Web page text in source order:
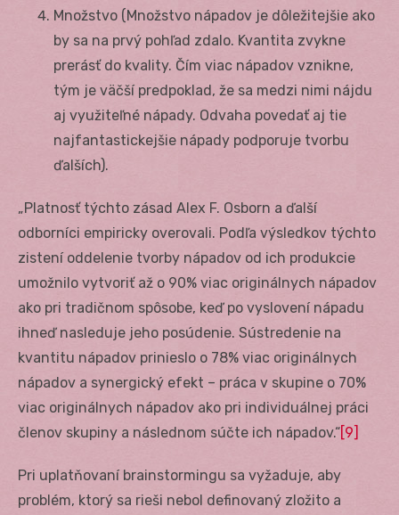
Množstvo (Množstvo nápadov je dôležitejšie ako
by sa na prvý pohľad zdalo. Kvantita zvykne
prerásť do kvality. Čím viac nápadov vznikne,
tým je väčší predpoklad, že sa medzi nimi nájdu
aj využiteľné nápady. Odvaha povedať aj tie
najfantastickejšie nápady podporuje tvorbu
ďalších).
„Platnosť týchto zásad Alex F. Osborn a ďalší
odborníci empiricky overovali. Podľa výsledkov týchto
zistení oddelenie tvorby nápadov od ich produkcie
umožnilo vytvoriť až o 90% viac originálnych nápadov
ako pri tradičnom spôsobe, keď po vyslovení nápadu
ihneď nasleduje jeho posúdenie. Sústredenie na
kvantitu nápadov prinieslo o 78% viac originálnych
nápadov a synergický efekt – práca v skupine o 70%
viac originálnych nápadov ako pri individuálnej práci
členov skupiny a následnom súčte ich nápadov.“[9]
Pri uplatňovaní brainstormingu sa vyžaduje, aby
problém, ktorý sa rieši nebol definovaný zložito a